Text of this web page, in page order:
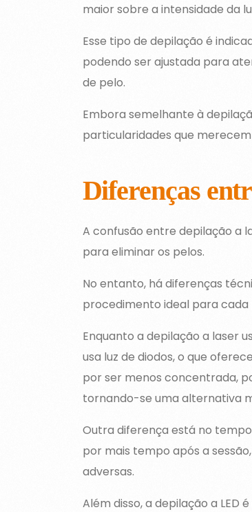
maior sobre a intensidade da
Esse tipo de depilação é
podendo ser ajustada para
de pelo.
Embora semelhante à
particularidades que
Diferenças
A confusão entre depilação a
para eliminar os pelos.
No entanto, há diferenças
procedimento ideal para cada
Enquanto a depilação a laser
usa luz de diodos, o que
por ser menos concentrada,
tornando-se uma alternativa
Outra diferença está no
por mais tempo após a
adversas.
Além disso, a depilação a LED